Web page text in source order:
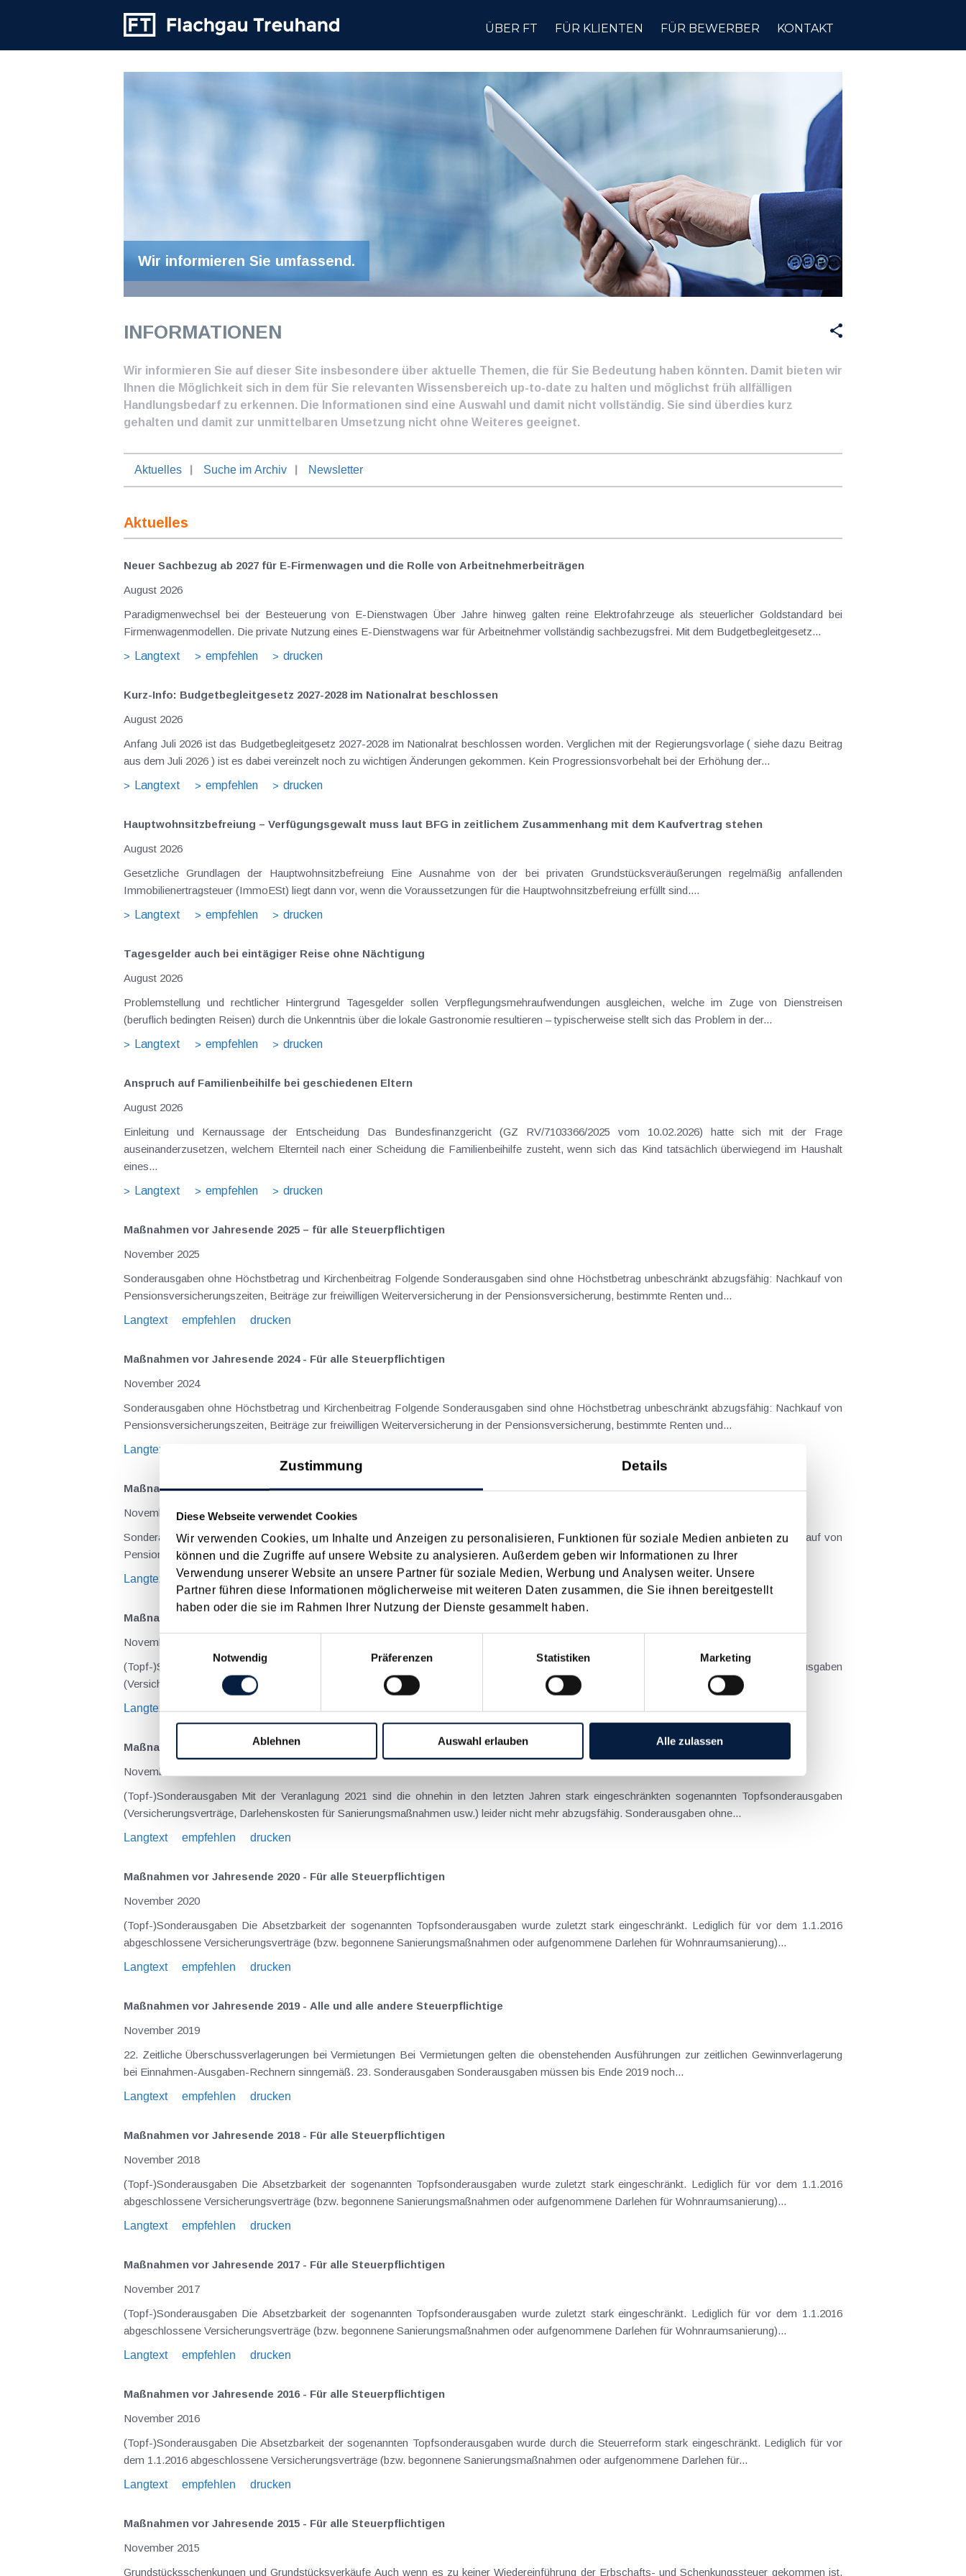
Zustimmung Details
Diese Webseite verwendet Cookies
Wir verwenden Cookies, um Inhalte und Anzeigen zu personalisieren, Funktionen für soziale Medien anbieten zu
können und die Zugriffe auf unsere Website zu analysieren. Außerdem geben wir Informationen zu Ihrer
Verwendung unserer Website an unsere Partner für soziale Medien, Werbung und Analysen weiter. Unsere
Partner führen diese Informationen möglicherweise mit weiteren Daten zusammen, die Sie ihnen bereitgestellt
haben oder die sie im Rahmen Ihrer Nutzung der Dienste gesammelt haben.
Einwilligungsauswahl
Notwendig
Präferenzen Statistiken Marketing
Ablehnen Auswahl erlauben Alle zulassen
ÜBER FT FÜR KLIENTEN FÜR BEWERBER KONTAKT
Wir informieren Sie umfassend.
INFORMATIONEN
Wir informieren Sie auf dieser Site insbesondere über aktuelle Themen, die für Sie Bedeutung haben könnten. Damit bieten wir
Ihnen die Möglichkeit sich in dem für Sie relevanten Wissensbereich up-to-date zu halten und möglichst früh allfälligen
Handlungsbedarf zu erkennen. Die Informationen sind eine Auswahl und damit nicht vollständig. Sie sind überdies kurz
gehalten und damit zur unmittelbaren Umsetzung nicht ohne Weiteres geeignet.
Aktuelles Suche im Archiv Newsletter
Aktuelles
Neuer Sachbezug ab 2027 für E-Firmenwagen und die Rolle von Arbeitnehmer​­beiträgen
August 2026
Paradigmenwechsel bei der Besteuerung von E-Dienstwagen Über Jahre hinweg galten reine Elektrofahrzeuge als steuerlicher Goldstandard bei
Firmenwagenmodellen. Die private Nutzung eines E-Dienstwagens war für Arbeitnehmer vollständig sachbezugsfrei. Mit dem Budgetbegleitgesetz...
Langtext
empfehlen drucken
Kurz-Info: Budgetbegleitgesetz 2027-2028 im Nationalrat beschlossen
August 2026
Anfang Juli 2026 ist das Budgetbegleitgesetz 2027-2028 im Nationalrat beschlossen worden. Verglichen mit der Regierungsvorlage ( siehe dazu Beitrag
aus dem Juli 2026 ) ist es dabei vereinzelt noch zu wichtigen Änderungen gekommen. Kein Progressionsvorbehalt bei der Erhöhung der...
Langtext
empfehlen drucken
Hauptwohnsitz​­befreiung – Verfügungsgewalt muss laut BFG in zeitlichem Zusammenhang mit dem Kaufvertrag stehen
August 2026
Gesetzliche Grundlagen der Hauptwohnsitzbefreiung Eine Ausnahme von der bei privaten Grundstücksveräußerungen regelmäßig anfallenden
Immobilienertragsteuer (ImmoESt) liegt dann vor, wenn die Voraussetzungen für die Hauptwohnsitzbefreiung erfüllt sind....
Langtext
empfehlen drucken
Tagesgelder auch bei eintägiger Reise ohne Nächtigung
August 2026
Problemstellung und rechtlicher Hintergrund Tagesgelder sollen Verpflegungsmehraufwendungen ausgleichen, welche im Zuge von Dienstreisen
(beruflich bedingten Reisen) durch die Unkenntnis über die lokale Gastronomie resultieren – typischerweise stellt sich das Problem in der...
Langtext
empfehlen drucken
Anspruch auf Familienbeihilfe bei geschiedenen Eltern
August 2026
Einleitung und Kernaussage der Entscheidung Das Bundesfinanzgericht (GZ RV/7103366/2025 vom 10.02.2026) hatte sich mit der Frage
auseinanderzusetzen, welchem Elternteil nach einer Scheidung die Familienbeihilfe zusteht, wenn sich das Kind tatsächlich überwiegend im Haushalt
eines...
Langtext
empfehlen drucken
Maßnahmen vor Jahresende 2025 – für alle Steuerpflichtigen
November 2025
Sonderausgaben ohne Höchstbetrag und Kirchenbeitrag Folgende Sonderausgaben sind ohne Höchstbetrag unbeschränkt abzugsfähig: Nachkauf von
Pensionsversicherungszeiten, Beiträge zur freiwilligen Weiterversicherung in der Pensionsversicherung, bestimmte Renten und...
Langtext
empfehlen drucken
Maßnahmen vor Jahresende 2024 - Für alle Steuerpflichtigen
November 2024
Sonderausgaben ohne Höchstbetrag und Kirchenbeitrag Folgende Sonderausgaben sind ohne Höchstbetrag unbeschränkt abzugsfähig: Nachkauf von
Pensionsversicherungszeiten, Beiträge zur freiwilligen Weiterversicherung in der Pensionsversicherung, bestimmte Renten und...
Langtext
Maßnahmen vor Jahresende 2023 - Für alle Steuerpflichtigen
November 2023
Sonderausgaben ohne Höchstbetrag und Kirchenbeitrag Folgende Sonderausgaben sind ohne Höchstbetrag unbeschränkt abzugsfähig: Nachkauf von
Pensionsversicherungszeiten, Beiträge zur freiwilligen Weiterversicherung in der Pensionsversicherung, bestimmte Renten und...
Langtext
empfehlen drucken
Maßnahmen vor Jahresende 2022 - Für alle Steuerpflichtigen
November 2022
(Topf-)Sonderausgaben Seit der Veranlagung 2021 sind die ohnehin in den letzten Jahren stark eingeschränkten sogenannten Topfsonderausgaben
(Versicherungsverträge, Darlehenskosten für Sanierungsmaßnahmen usw.) leider nicht mehr abzugsfähig. Sonderausgaben ohne...
Langtext
Maßnahmen vor Jahresende 2021 - Für alle Steuerpflichtigen
November 2021
(Topf-)Sonderausgaben Mit der Veranlagung 2021 sind die ohnehin in den letzten Jahren stark eingeschränkten sogenannten Topfsonderausgaben
(Versicherungsverträge, Darlehenskosten für Sanierungsmaßnahmen usw.) leider nicht mehr abzugsfähig. Sonderausgaben ohne...
Langtext
empfehlen drucken
Maßnahmen vor Jahresende 2020 - Für alle Steuerpflichtigen
November 2020
(Topf-)Sonderausgaben Die Absetzbarkeit der sogenannten Topfsonderausgaben wurde zuletzt stark eingeschränkt. Lediglich für vor dem 1.1.2016
abgeschlossene Versicherungsverträge (bzw. begonnene Sanierungsmaßnahmen oder aufgenommene Darlehen für Wohnraumsanierung)...
Langtext
empfehlen drucken
Maßnahmen vor Jahresende 2019 - Alle und alle andere Steuerpflichtige
November 2019
22. Zeitliche Überschussverlagerungen bei Vermietungen Bei Vermietungen gelten die obenstehenden Ausführungen zur zeitlichen Gewinnverlagerung
bei Einnahmen-Ausgaben-Rechnern sinngemäß. 23. Sonderausgaben Sonderausgaben müssen bis Ende 2019 noch...
Langtext
empfehlen drucken
Maßnahmen vor Jahresende 2018 - Für alle Steuerpflichtigen
November 2018
(Topf-)Sonderausgaben Die Absetzbarkeit der sogenannten Topfsonderausgaben wurde zuletzt stark eingeschränkt. Lediglich für vor dem 1.1.2016
abgeschlossene Versicherungsverträge (bzw. begonnene Sanierungsmaßnahmen oder aufgenommene Darlehen für Wohnraumsanierung)...
Langtext
empfehlen drucken
Maßnahmen vor Jahresende 2017 - Für alle Steuerpflichtigen
November 2017
(Topf-)Sonderausgaben Die Absetzbarkeit der sogenannten Topfsonderausgaben wurde zuletzt stark eingeschränkt. Lediglich für vor dem 1.1.2016
abgeschlossene Versicherungsverträge (bzw. begonnene Sanierungsmaßnahmen oder aufgenommene Darlehen für Wohnraumsanierung)...
Langtext
empfehlen drucken
Maßnahmen vor Jahresende 2016 - Für alle Steuerpflichtigen
November 2016
(Topf-)Sonderausgaben Die Absetzbarkeit der sogenannten Topfsonderausgaben wurde durch die Steuerreform stark eingeschränkt. Lediglich für vor
dem 1.1.2016 abgeschlossene Versicherungsverträge (bzw. begonnene Sanierungsmaßnahmen oder aufgenommene Darlehen für...
Langtext
empfehlen drucken
Maßnahmen vor Jahresende 2015 - Für alle Steuerpflichtigen
November 2015
Grundstücksschenkungen und Grundstücksverkäufe Auch wenn es zu keiner Wiedereinführung der Erbschafts- und Schenkungssteuer gekommen ist,